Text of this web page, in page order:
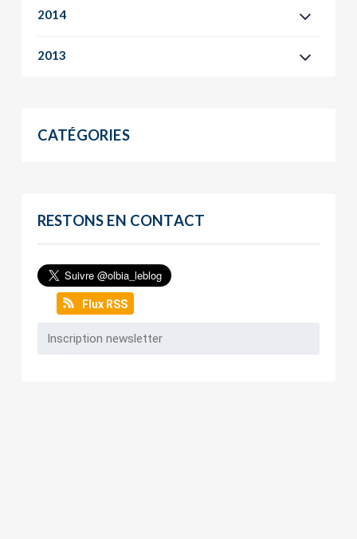
2014
2013
CATÉGORIES
RESTONS EN CONTACT
Flux RSS